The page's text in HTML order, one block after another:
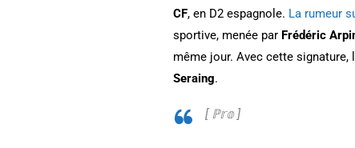
CF, en D2 espagnole. La rumeur
sportive, menée par Frédéric
même jour. Avec cette signature,
Seraing.
[ ℙ𝕣𝕠 ]